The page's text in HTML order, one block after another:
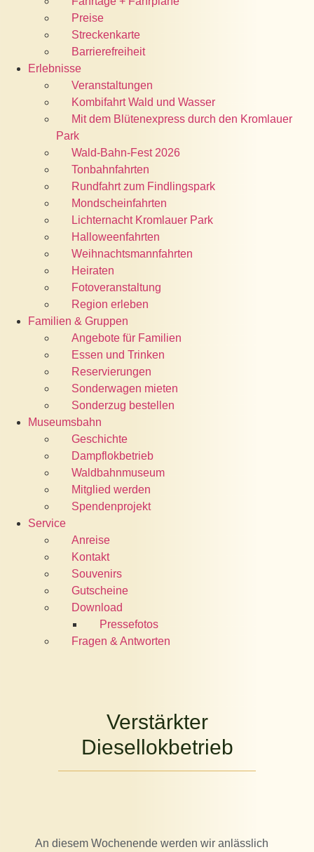
Preise
Streckenkarte
Barrierefreiheit
Erlebnisse
Veranstaltungen
Kombifahrt Wald und Wasser
Mit dem Blütenexpress durch den Kromlauer
Park
Wald-Bahn-Fest 2026
Tonbahnfahrten
Rundfahrt zum Findlingspark
Mondscheinfahrten
Lichternacht Kromlauer Park
Halloweenfahrten
Weihnachtsmannfahrten
Heiraten
Fotoveranstaltung
Region erleben
Familien & Gruppen
Angebote für Familien
Essen und Trinken
Reservierungen
Sonderwagen mieten
Sonderzug bestellen
Museumsbahn
Geschichte
Dampflokbetrieb
Waldbahnmuseum
Mitglied werden
Spendenprojekt
Service
Anreise
Kontakt
Souvenirs
Gutscheine
Download
Pressefotos
Fragen & Antworten
Verstärkter
Diesellokbetrieb
An diesem Wochenende werden wir anlässlich